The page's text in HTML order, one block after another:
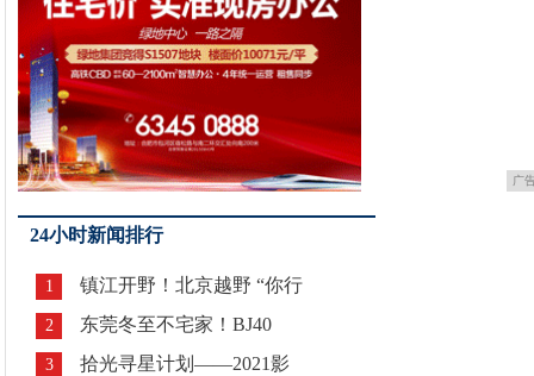
广
24小时新闻排行
1 镇江开野！北京越野 “你行
2 东莞冬至不宅家！BJ40
3 拾光寻星计划——2021影